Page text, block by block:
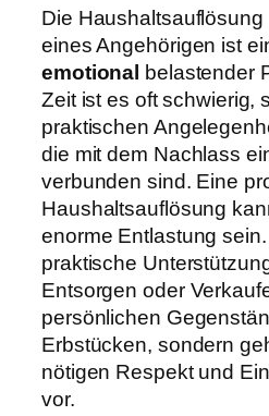
Die Haushaltsauflösung
eines Angehörigen ist
emotional belastender
Zeit ist es oft schwierig,
praktischen
die mit dem Nachlass
verbunden sind. Eine
Haushaltsauflösung
enorme Entlastung
praktische
Entsorgen oder
persönlichen
Erbstücken, sondern
nötigen Respekt und
vor.